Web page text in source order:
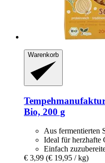
Warenkorb
Bio, 200 g
Aus fermentierten
Ideal für herzhafte
Einfach
€ 3,99 (€ 19,95 / kg)